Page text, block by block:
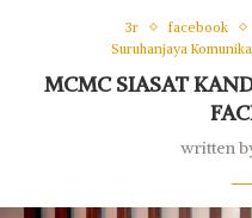
3r facebook
Suruhanjaya
MCMC SIASAT
written